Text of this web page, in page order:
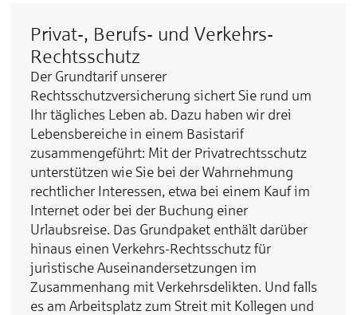
Privat-, Berufs- und Verkehrs-
Rechtsschutz
Der Grundtarif unserer
Rechtsschutzversicherung sichert Sie rund um
Ihr tägliches Leben ab. Dazu haben wir drei
Lebensbereiche in einem Basistarif
zusammengeführt: Mit der Privatrechtsschutz
unterstützen wie Sie bei der Wahrnehmung
rechtlicher Interessen, etwa bei einem Kauf im
Internet oder bei der Buchung einer
Urlaubsreise. Das Grundpaket enthält darüber
hinaus einen Verkehrs-Rechtsschutz für
juristische Auseinandersetzungen im
Zusammenhang mit Verkehrsdelikten. Und falls
es am Arbeitsplatz zum Streit mit Kollegen und